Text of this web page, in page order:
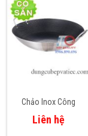
Chảo Inox Công
Nghiệp 50cm-60cm-
70cm Tổ Ong Chống
Liên hệ